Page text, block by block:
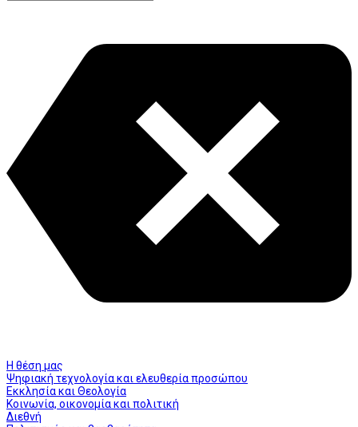
Η θέση μας
Ψηφιακή τεχνολογία και ελευθερία προσώπου
Εκκλησία και Θεολογία
Κοινωνία, οικονομία και πολιτική
Διεθνή